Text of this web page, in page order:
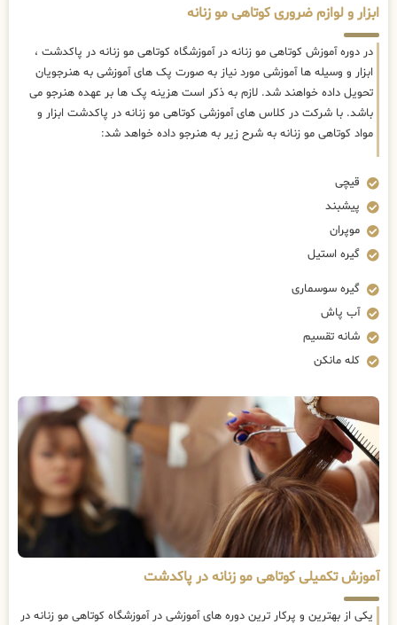
ابزار و لوازم ضروری کوتاهی مو زنانه
در دوره آموزش کوتاهی مو زنانه در آموزشگاه کوتاهی مو زنانه در پاکدشت ،
ابزار و وسیله ها آموزشی مورد نیاز به صورت پک های آموزشی به هنرجویان
تحویل داده خواهند شد. لازم به ذکر است هزینه پک ها بر عهده هنرجو می
باشد. با شرکت در کلاس های آموزشی کوتاهی مو زنانه در پاکدشت ابزار و
مواد کوتاهی مو زنانه به شرح زیر به هنرجو داده خواهد شد:
قیچی
پیشبند
موپران
گیره استیل
گیره سوسماری
آب پاش
شانه تقسیم
کله مانکن
آموزش تکمیلی کوتاهی مو زنانه در پاکدشت
یکی از بهترین و پرکار ترین دوره های آموزشی در آموزشگاه کوتاهی مو زنانه در